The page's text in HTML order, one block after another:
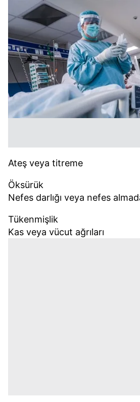
Ateş veya titreme
Öksürük
Nefes darlığı veya nefes
Tükenmişlik
Kas veya vücut ağrıları